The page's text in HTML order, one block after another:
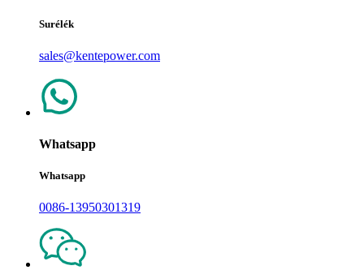
Surélék
sales@kentepower.com
Whatsapp
Whatsapp
0086-13950301319